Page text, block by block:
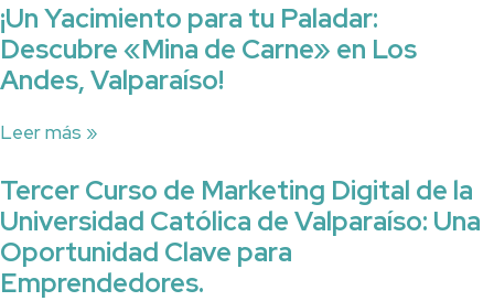
¡Un Yacimiento para tu Paladar:
Descubre «Mina de Carne» en Los
Andes, Valparaíso!
Leer más »
Tercer Curso de Marketing Digital de la
Universidad Católica de Valparaíso: Una
Oportunidad Clave para
Emprendedores.